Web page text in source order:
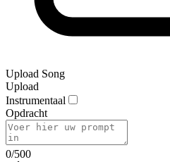
Upload Song
Upload
Instrumentaal
Opdracht
0/500